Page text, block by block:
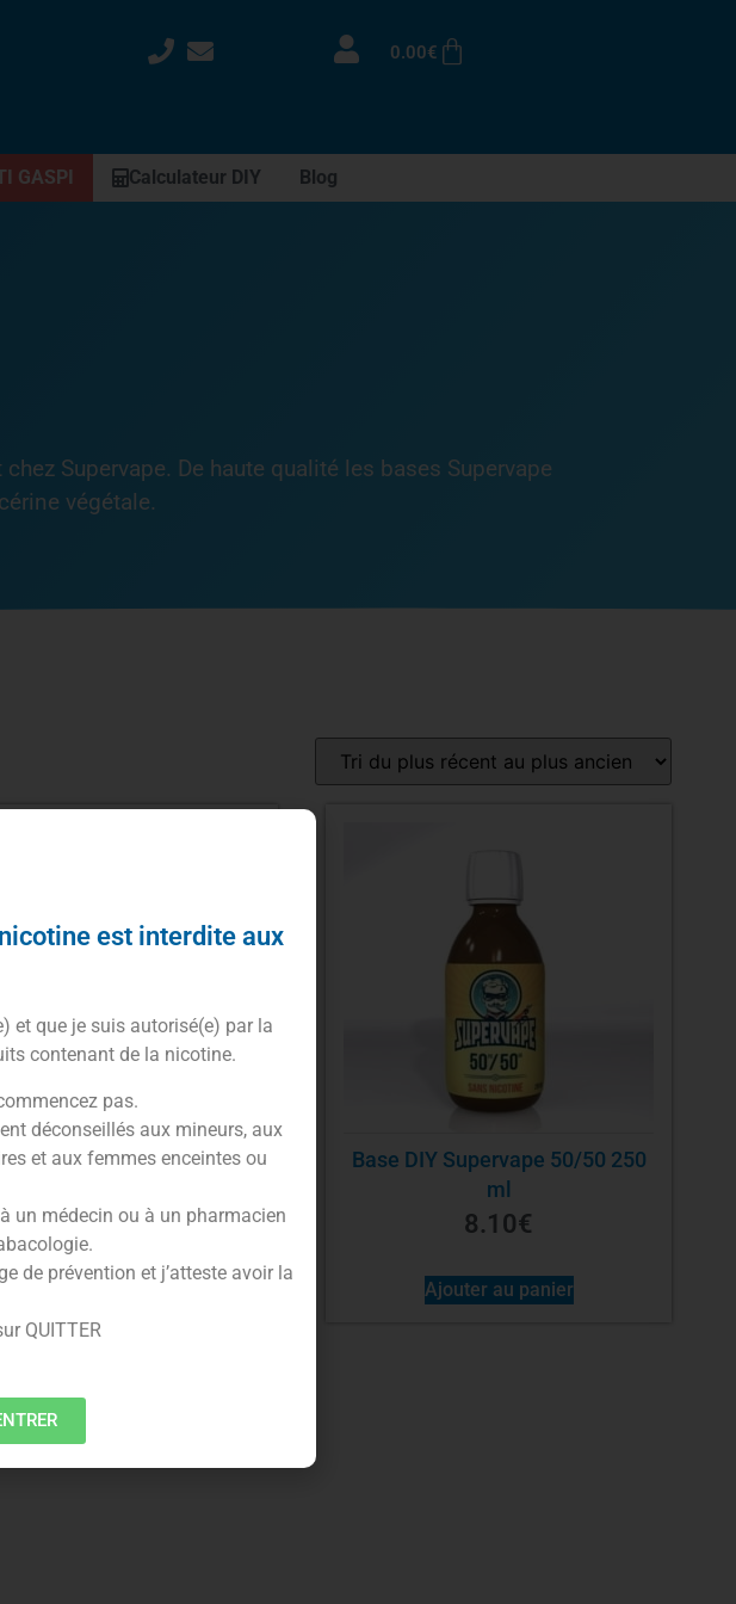
0.00€
GASPI Calculateur DIY Blog
Supervape. De haute qualité les bases Supervape
végétale.
DIY Supervape 20/80 250
8.10€
Ajouter au panier
Base DIY Supervape 50/50 250
ml
8.10€
Ajouter au panier
est interdite aux
et que je suis autorisé(e) par la
contenant de la nicotine.
pas.
déconseillés aux mineurs, aux
et aux femmes enceintes ou
un médecin ou à un pharmacien
de prévention et j’atteste avoir la
QUITTER